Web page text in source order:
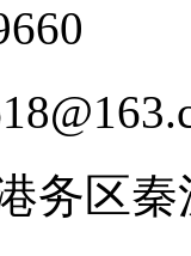
务区秦